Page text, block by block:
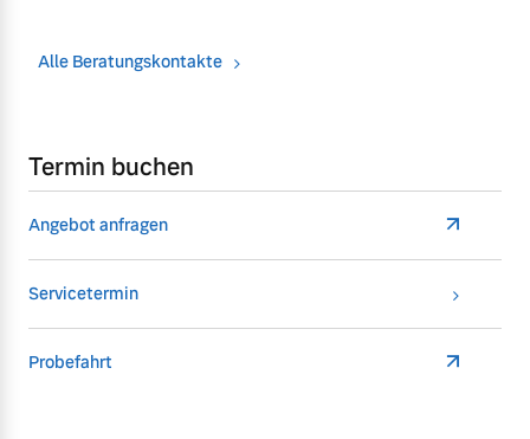
Alle Beratungskontakte
Termin buchen
Angebot anfragen
Servicetermin
Probefahrt